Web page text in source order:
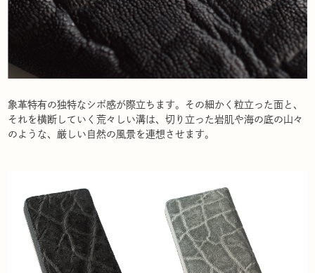
象革特有の独特なシボ感が際立ちます。その細かく粒立った面と、
それを横断していく荒々しい溝は、切り立った岩肌や海の底の山々
のような、厳しい自然の風景を連想させます。